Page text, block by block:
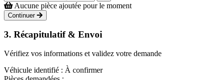
Aucune pièce ajoutée pour le moment
Continuer
3. Récapitulatif & Envoi
Vérifiez vos informations et validez votre demande
Véhicule identifié : À confirmer